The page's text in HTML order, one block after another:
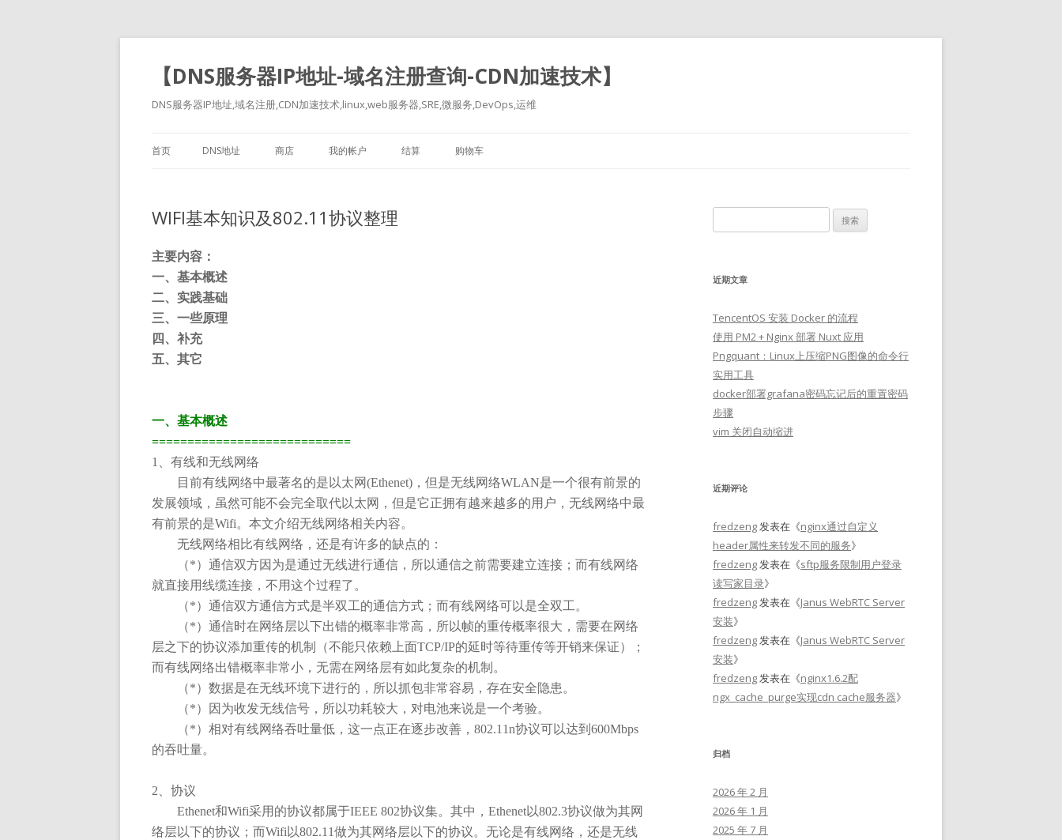
【DNS服务器IP地址-域名注册查询-CDN加速技术】
DNS服务器IP地址,域名注册,CDN加速技术,linux,web服务器,SRE,微服务,DevOps,运维
首页 DNS地址 商店 我的帐户 结算 购物车
WIFI基本知识及802.11协议整理
主要内容：
一、基本概述
二、实践基础
三、一些原理
四、补充
五、其它
一、基本概述
============================
1
、有线和无线网络
目前有线网络中最著名的是以太网(Ethenet) ，但是无线网络WLAN是一个很有前景的
发展领域，虽然可能不会完全取代以太网，但是它正拥有越来越多的用户，无线网络中最
有前景的是Wifi。本文介绍无线网络相关内容。
无线网络相比有线网络，还是有许多的缺点的：
（*）通信双方因为是通过无线进行通信，所以通信之前需要建立连接；而有线网络
就直接用线缆连接，不用这个过程了。
（*）通信双方通信方式是半双工的通信方式；而有线网络可以是全双工。
（*）通信时在网络层以下出错的概率非常高，所以帧的重传概率很大，需要在网络
层之下的协议添加重传的机制（不能只依赖上面TCP/IP的延时等待重传等开销来保证）；
而有线网络出错概率非常小，无需在网络层有如此复杂的机制。
（*）数据是在无线环境下进行的，所以抓包非常容易，存在安全隐患。
（*）因为收发无线信号，所以功耗较大，对电池来说是一个考验。
（*）相对有线网络吞吐量低，这一点正在逐步改善， 802.11n协议可以达到 600Mbps
的吞吐量。
2 、协议
Ethenet和Wifi采用的协议都属于IEEE 802协议集。其中， Ethenet以802.3协议做为其网
络层以下的协议；而Wifi 以802.11做为其网络层以下的协议。无论是有线网络，还是无线
索：
近期文章
TencentOS 安装 Docker 的流程
使用 PM2 + Nginx 部署 Nuxt 应用
Pngquant：Linux上压缩PNG图像的命令行
实用工具
docker部署grafana密码忘记后的重置密码
步骤
vim 关闭自动缩进
近期评论
fredzeng发表在《nginx通过自定义
header属性来转发不同的服务》
fredzeng发表在《sftp服务限制用户登录
读写家目录》
fredzeng发表在《Janus WebRTC Server
安装》
fredzeng发表在《Janus WebRTC Server
安装》
fredzeng发表在《nginx1.6.2配
ngx_cache_purge实现cdn cache服务器》
归档
2026 年 2 月
2026 年 1 月
2025 年 7 月